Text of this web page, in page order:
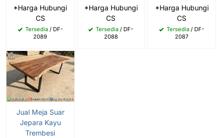
*Harga Hubungi
CS
Tersedia/ DF-
2089
*Harga Hubungi
CS
Tersedia / DF-
2088
*Harga Hubungi
CS
Tersedia / DF-
2087
Jual Meja Suar
Jepara Kayu
Trembesi